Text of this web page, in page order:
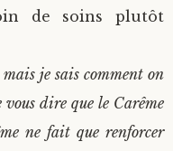
de soins plutôt
je sais comment on
dire que le Carême
ne fait que renforcer